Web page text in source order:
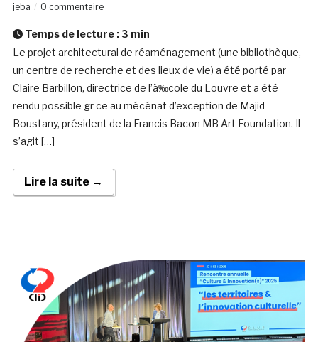
jeba
0 commentaire
Temps de lecture : 3 min
Le projet architectural de réaménagement (une bibliothèque,
un centre de recherche et des lieux de vie) a été porté par
Claire Barbillon, directrice de l’à‰cole du Louvre et a été
rendu possible gr ce au mécénat d’exception de Majid
Boustany, président de la Francis Bacon MB Art Foundation. Il
s’agit […]
Lire la suite →